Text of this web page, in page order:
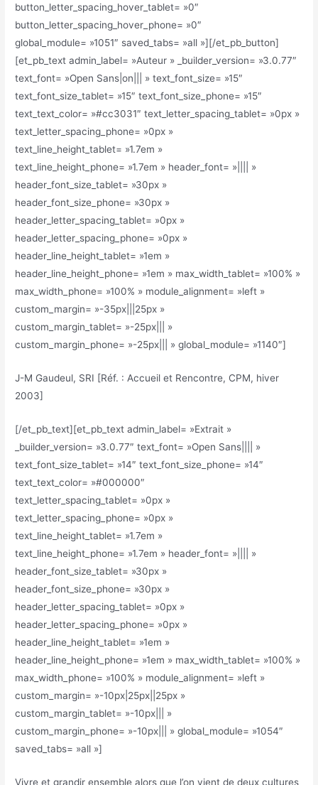
button_letter_spacing_hover_tablet= »0″
button_letter_spacing_hover_phone= »0″
global_module= »1051″ saved_tabs= »all »][/et_pb_button]
[et_pb_text admin_label= »Auteur » _builder_version= »3.0.77″
text_font= »Open Sans|on||| » text_font_size= »15″
text_font_size_tablet= »15″ text_font_size_phone= »15″
text_text_color= »#cc3031″ text_letter_spacing_tablet= »0px »
text_letter_spacing_phone= »0px »
text_line_height_tablet= »1.7em »
text_line_height_phone= »1.7em » header_font= »|||| »
header_font_size_tablet= »30px »
header_font_size_phone= »30px »
header_letter_spacing_tablet= »0px »
header_letter_spacing_phone= »0px »
header_line_height_tablet= »1em »
header_line_height_phone= »1em » max_width_tablet= »100% »
max_width_phone= »100% » module_alignment= »left »
custom_margin= »-35px|||25px »
custom_margin_tablet= »-25px||| »
custom_margin_phone= »-25px||| » global_module= »1140″]
J-M Gaudeul, SRI [Réf. : Accueil et Rencontre, CPM, hiver
2003]
[/et_pb_text][et_pb_text admin_label= »Extrait »
_builder_version= »3.0.77″ text_font= »Open Sans|||| »
text_font_size_tablet= »14″ text_font_size_phone= »14″
text_text_color= »#000000″
text_letter_spacing_tablet= »0px »
text_letter_spacing_phone= »0px »
text_line_height_tablet= »1.7em »
text_line_height_phone= »1.7em » header_font= »|||| »
header_font_size_tablet= »30px »
header_font_size_phone= »30px »
header_letter_spacing_tablet= »0px »
header_letter_spacing_phone= »0px »
header_line_height_tablet= »1em »
header_line_height_phone= »1em » max_width_tablet= »100% »
max_width_phone= »100% » module_alignment= »left »
custom_margin= »-10px|25px||25px »
custom_margin_tablet= »-10px||| »
custom_margin_phone= »-10px||| » global_module= »1054″
saved_tabs= »all »]
Vivre et grandir ensemble alors que l’on vient de deux cultures